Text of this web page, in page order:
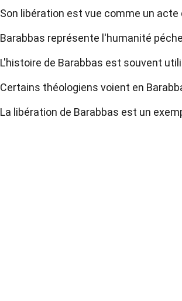
Son libération est vue comme un acte
Barabbas représente l'humanité
L'histoire de Barabbas est souvent
Certains théologiens voient en
La libération de Barabbas est un